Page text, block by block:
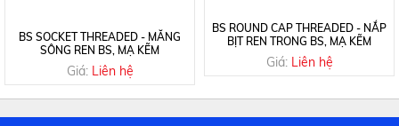
BS SOCKET THREADED - MĂNG
SÔNG REN BS, MẠ KẼM
Giá: Liên hệ
BS ROUND CAP THREADED - NẮP
BỊT REN TRONG BS, MẠ KẼM
Giá: Liên hệ